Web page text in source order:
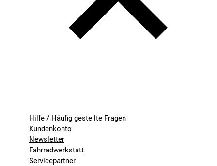
Hilfe / Häufig gestellte Fragen
Kundenkonto
Newsletter
Fahrradwerkstatt
Servicepartner